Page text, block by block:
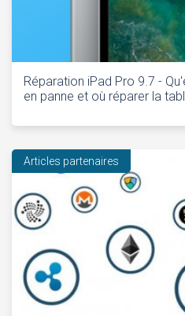
Réparation iPad Pro 9.7 -
en panne et où réparer la
Articles partenaires